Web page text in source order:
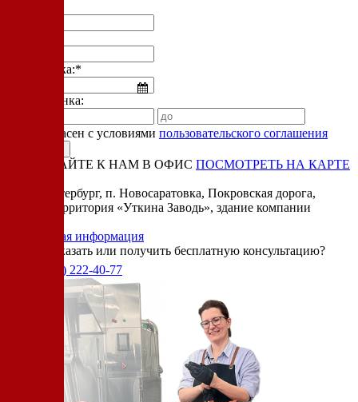
Дата звонка:*
Время звонка:
Я согласен с условиями пользовательского соглашения
ПРИЕЗЖАЙТЕ К НАМ В ОФИС ПОСМОТРЕТЬ НА КАРТЕ
Санкт-Петербург, п. Новосаратовка, Покровская дорога,
частная территория «Уткина Заводь», здание компании
Справочная информация
Хотите заказать или получить бесплатную консультацию?
+7(905) 222-40-77